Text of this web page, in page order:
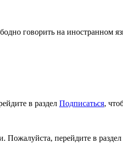
говорить на иностранном
в раздел Подписаться,
Пожалуйста, перейдите в раздел